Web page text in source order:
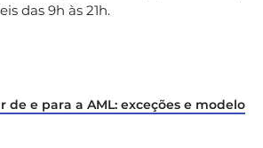
das 9h às 21h.
de e para a AML: exceções e modelo